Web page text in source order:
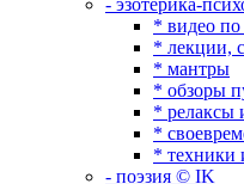
* видео
* лекции,
* мантры
* обзоры
* релаксы
*
* техники
- поэзия © IK